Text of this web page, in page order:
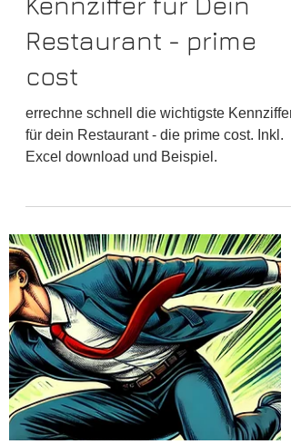
Patric Stöbe
Die entscheidende
Kennziffer für Dein
Restaurant - prime
cost
errechne schnell die wichtigste Kennziffer
für dein Restaurant - die prime cost. Inkl.
Excel download und Beispiel.